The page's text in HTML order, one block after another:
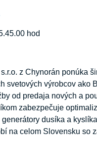
hod
z Chynorán ponúka
svetových výrobcov
od predaja nových a
zabezpečuje
dusíka a
na celom Slovensku so